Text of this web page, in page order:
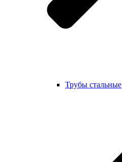
Трубы стальные